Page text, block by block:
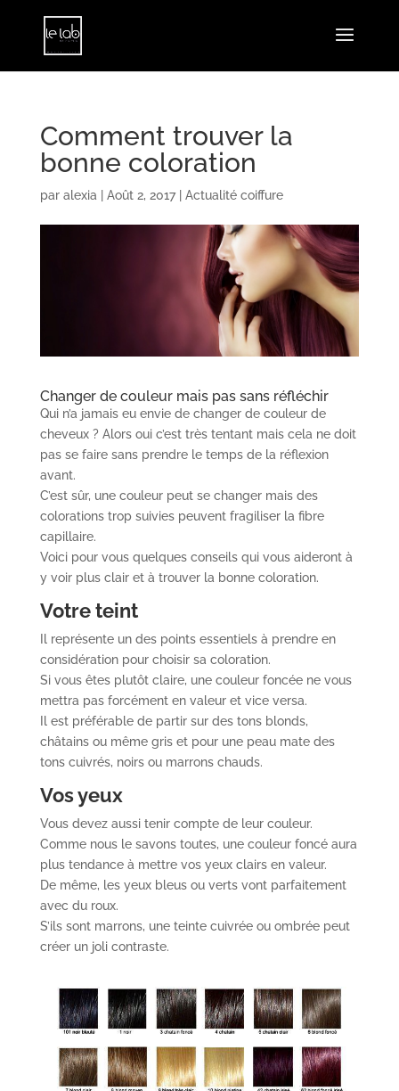
Comment trouver la
bonne coloration
par alexia Août 2, 2017| Actualité coiffure
Changer de couleur mais pas sans réfléchir
Qui n’a jamais eu envie de changer de couleur de
cheveux ? Alors oui c’est très tentant mais cela ne doit
pas se faire sans prendre le temps de la réflexion
avant.
C’est sûr, une couleur peut se changer mais des
colorations trop suivies peuvent fragiliser la fibre
capillaire.
Voici pour vous quelques conseils qui vous aideront à
y voir plus clair et à trouver la bonne coloration.
Votre teint
Il représente un des points essentiels à prendre en
considération pour choisir sa coloration.
Si vous êtes plutôt claire, une couleur foncée ne vous
mettra pas forcément en valeur et vice versa.
Il est préférable de partir sur des tons blonds,
châtains ou même gris et pour une peau mate des
tons cuivrés, noirs ou marrons chauds.
Vos yeux
Vous devez aussi tenir compte de leur couleur.
Comme nous le savons toutes, une couleur foncé aura
plus tendance à mettre vos yeux clairs en valeur.
De même, les yeux bleus ou verts vont parfaitement
avec du roux.
S’ils sont marrons, une teinte cuivrée ou ombrée peut
créer un joli contraste.